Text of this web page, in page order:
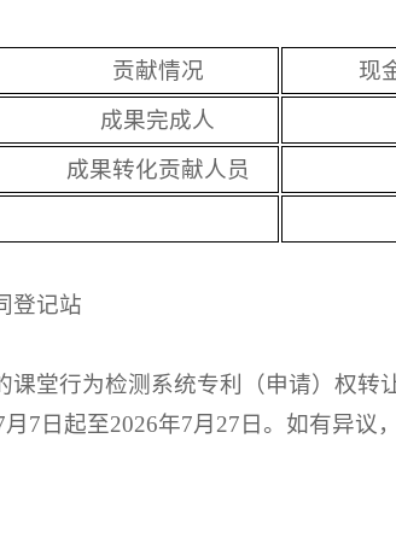
贡献情况 现
成果完成人
成果转化贡献人员
登记站
堂行为检测系统专利（申请）权转
7日起至2026年7月27日。如有异议